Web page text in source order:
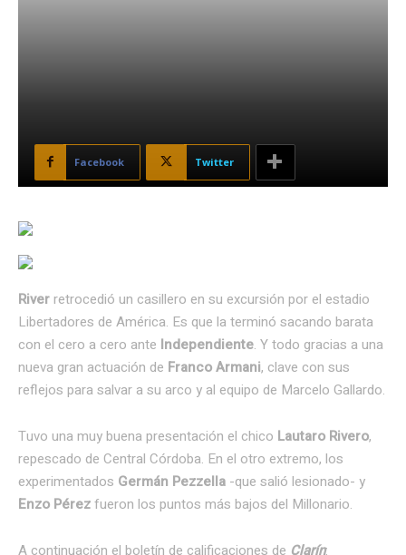
Facebook Twitter
River retrocedió un casillero en su excursión por el estadio
Libertadores de América. Es que la terminó sacando barata
con el cero a cero ante Independiente. Y todo gracias a una
nueva gran actuación de Franco Armani, clave con sus
reflejos para salvar a su arco y al equipo de Marcelo Gallardo.
Tuvo una muy buena presentación el chico Lautaro Rivero,
repescado de Central Córdoba. En el otro extremo, los
experimentados Germán Pezzella -que salió lesionado- y
Enzo Pérezfueron los puntos más bajos del Millonario.
A continuación el boletín de calificaciones de Clarín: